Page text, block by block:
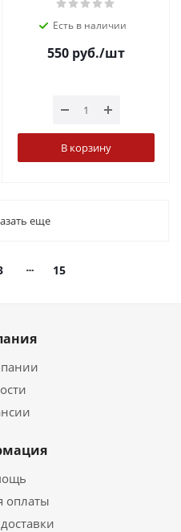
Есть в наличии
550 руб./шт
В корзину
еще
15
оплаты